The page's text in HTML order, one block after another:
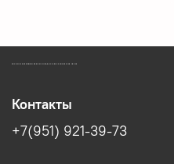
Контакты
+7(951) 921-39-73